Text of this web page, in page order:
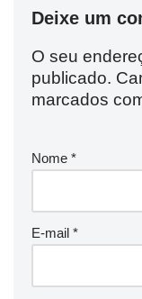
Deixe um
O seu
publicado.
marcados
Nome *
E-mail *